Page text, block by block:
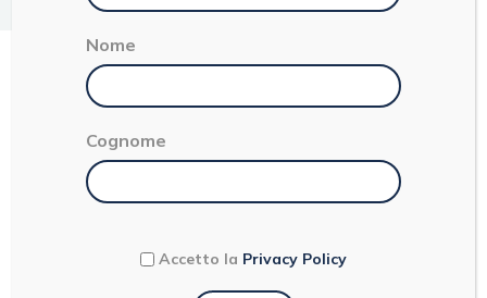
< 1
CREMA DI ASPARAGI
Nome
Cognome
Accetto la Privacy Policy